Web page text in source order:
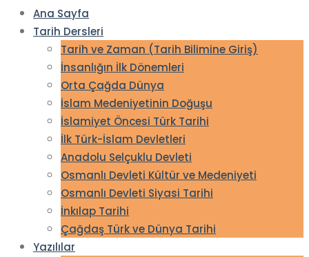
Ana Sayfa
Tarih Dersleri
Tarih ve Zaman (Tarih Bilimine Giriş)
İnsanlığın İlk Dönemleri
Orta Çağda Dünya
İslam Medeniyetinin Doğuşu
İslamiyet Öncesi Türk Tarihi
İlk Türk-İslam Devletleri
Anadolu Selçuklu Devleti
Osmanlı Devleti Kültür ve Medeniyeti
Osmanlı Devleti Siyasi Tarihi
İnkılap Tarihi
Çağdaş Türk ve Dünya Tarihi
Yazılılar